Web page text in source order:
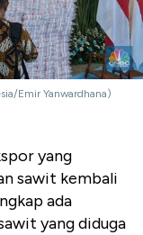
Emir Yanwardhana)
yang
sawit kembali
ada
yang diduga